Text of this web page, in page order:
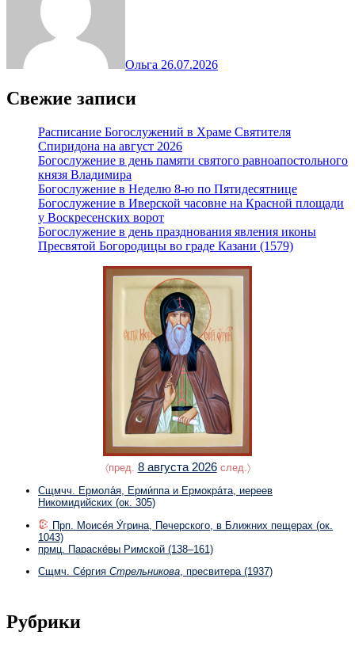
Ольга 26.07.2026
Свежие записи
Расписание Богослужений в Храме Святителя
Спиридона на август 2026
Богослужение в день памяти святого равноапостольного
князя Владимира
Богослужение в Неделю 8-ю по Пятидесятнице
Богослужение в Иверской часовне на Красной площади
у Воскресенских ворот
Богослужение в день празднования явления иконы
Пресвятой Богородицы во граде Казани (1579)
〈пред. 8 августа 2026 след.〉
Сщмчч. Ермола́я, Ерми́ппа и Ермокра́та, иереев
Никомидийских (ок. 305)
Прп. Моисе́я У́грина, Печерского, в Ближних пещерах (ок.
1043)
прмц. Параске́вы Римской (138–161)
Сщмч. Се́ргия Стрельникова, пресвитера (1937)
Рубрики